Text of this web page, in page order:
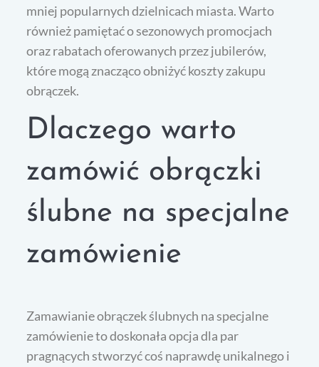
mniej popularnych dzielnicach miasta. Warto
również pamiętać o sezonowych promocjach
oraz rabatach oferowanych przez jubilerów,
które mogą znacząco obniżyć koszty zakupu
obrączek.
Dlaczego warto
zamówić obrączki
ślubne na specjalne
zamówienie
Zamawianie obrączek ślubnych na specjalne
zamówienie to doskonała opcja dla par
pragnących stworzyć coś naprawdę unikalnego i